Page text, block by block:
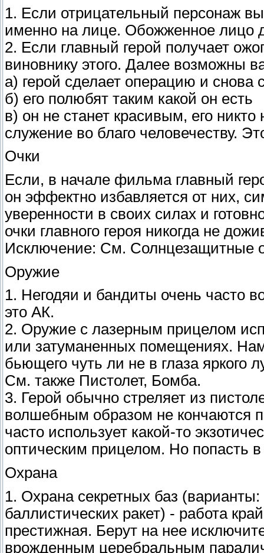
1. Если отрицательный персонаж
именно на лице. Обожженное лицо
2. Если главный герой получает
виновнику этого. Далее возможны
а) герой сделает операцию и снова
б) его полюбят таким какой он есть
в) он не станет красивым, его
служение во благо человечеству.
Очки
Если, в начале фильма главный
он эффектно избавляется от них,
уверенности в своих силах и
очки главного героя никогда не
Исключение: См. Солнцезащитные
Оружие
1. Негодяи и бандиты очень часто
это АК.
2. Оружие с лазерным прицелом
или затуманенных помещениях.
бьющего чуть ли не в глаза яркого
См. также Пистолет, Бомба.
3. Герой обычно стреляет из
волшебным образом не кончаются
часто использует какой-то
оптическим прицелом. Но попасть
Охрана
1. Охрана секретных баз
баллистических ракет) - работа
престижная. Берут на нее
врожденным церебральным